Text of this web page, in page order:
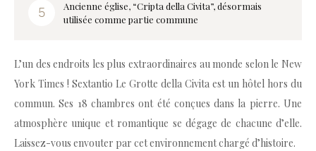
Ancienne église, “Cripta della Civita”, désormais
utilisée comme partie commune
L’un des endroits les plus extraordinaires au monde selon le New
York Times ! Sextantio Le Grotte della Civita est un hôtel hors du
commun. Ses 18 chambres ont été conçues dans la pierre. Une
atmosphère unique et romantique se dégage de chacune d’elle.
Laissez-vous envouter par cet environnement chargé d’histoire.